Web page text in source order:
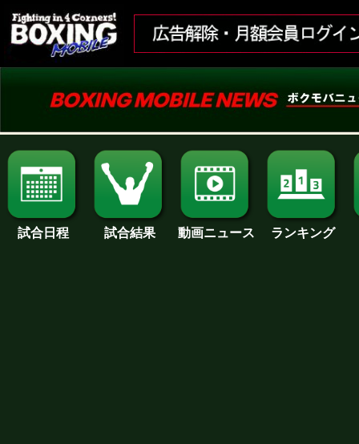
試合日程 試合結果 動画ニュース ランキング